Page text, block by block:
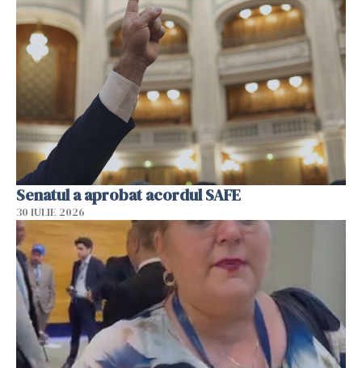
Senatul a aprobat acordul SAFE
30 IULIE 2026